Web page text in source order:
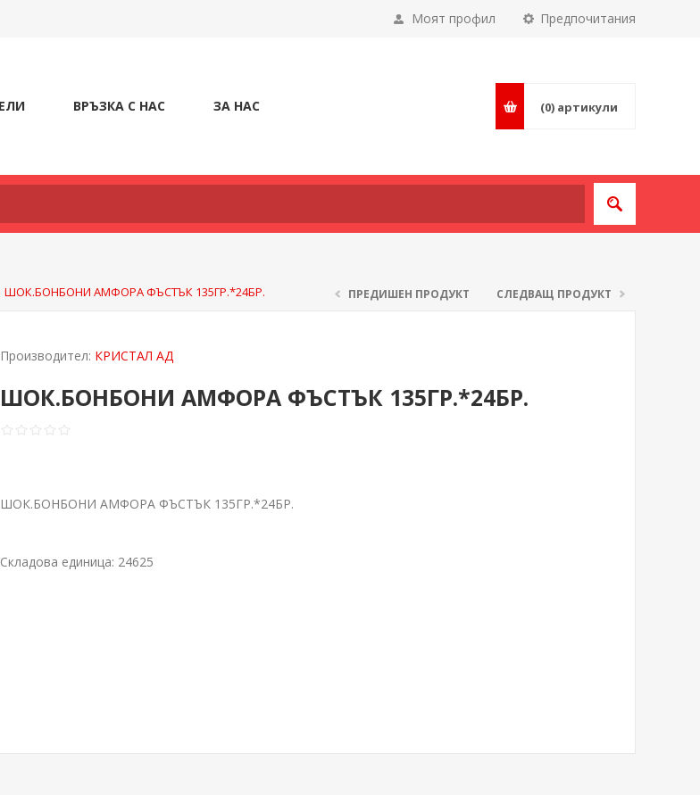
Предпочитания
Моят профил
ВРЪЗКА С НАС ЗА НАС (0) артикули
ШОК.БОНБОНИ АМФОРА ФЪСТЪК 135ГР.*24БР. ПРЕДИШЕН ПРОДУКТ СЛЕДВАЩ ПРОДУКТ
Производител: КРИСТАЛ АД
ШОК.БОНБОНИ АМФОРА ФЪСТЪК 135ГР.*24БР.
ШОК.БОНБОНИ АМФОРА ФЪСТЪК 135ГР.*24БР.
Складова единица: 24625